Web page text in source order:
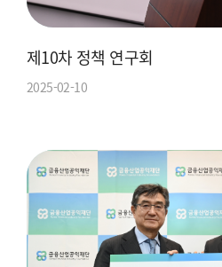
제10차 정책 연구회
2025-02-10